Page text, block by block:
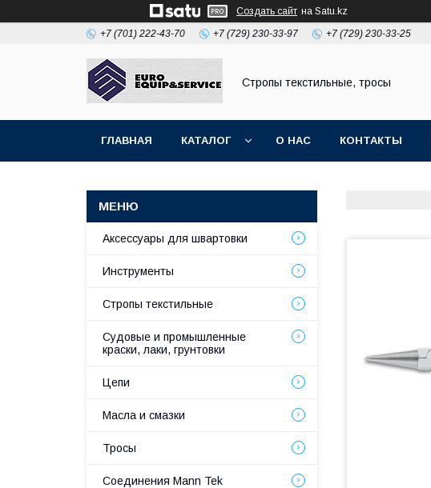
Создать сайт на Satu.kz
+7 (701) 222-43-70 +7 (729) 230-33-97 +7 (729) 230-33-25
Стропы текстильные, тросы
ГЛАВНАЯ КАТАЛОГ О НАС КОНТАКТЫ
Аксессуары для швартовки
Инструменты
Стропы текстильные
Судовые и промышленные
краски, лаки, грунтовки
Цепи
Масла и смазки
Тросы
Соединения Mann Tek